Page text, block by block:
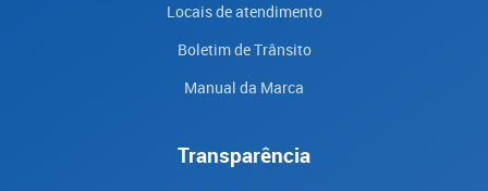
Locais de atendimento
Boletim de Trânsito
Manual da Marca
Transparência